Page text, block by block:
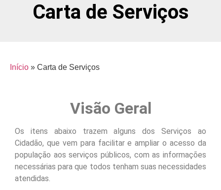
Carta de Serviços
Início » Carta de Serviços
Visão Geral
Os itens abaixo trazem alguns dos Serviços ao
Cidadão, que vem para facilitar e ampliar o acesso da
população aos serviços públicos, com as informações
necessárias para que todos tenham suas necessidades
atendidas.